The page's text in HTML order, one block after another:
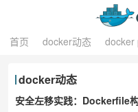
首页 docker动态 docker
docker动态
安全左移实践：Dockerfile